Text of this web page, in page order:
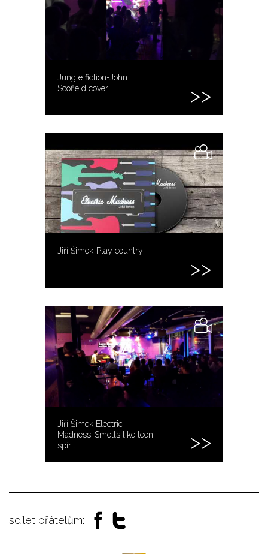
Jungle fiction-John
Scofield cover
Jiří Šimek-Play country
Jiří Šimek Electric
Madness-Smells like teen
spirit
sdílet přátelům: